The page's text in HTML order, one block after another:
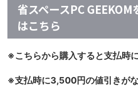
省スペースPC
はこちら
※こちらから購入すると支払時
※支払時に3,500円の値引きが